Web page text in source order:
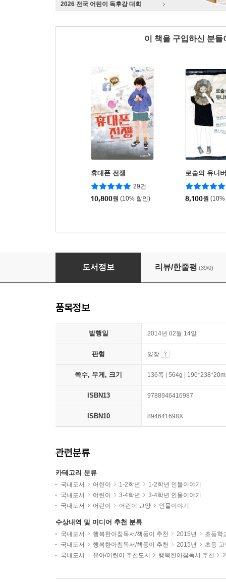
2026 전국 어린이 독후감 대회
이 책을 구입하신 분
휴대폰 전쟁
29건
10,800원 (10% 할인)
로숨의 유니
8,100원 (10%
나는 무슨 씨앗일까? 2
도서정보 리뷰/한줄평 (39/0)
품목정보
발행일 2014년 02월 14일
판형 양장
쪽수, 무게, 크기 136쪽 | 564g |
ISBN13 9788946416987
ISBN10 894641698X
관련분류
카테고리 분류
국내도서 어린이 1-2학년
1-2학년 인물이야기
국내도서
어린이 3-4학년
3-4학년 인물이야기
국내도서
어린이 어린이 교양 인물이야기
수상내역 및 미디어 추천 분류
국내도서 행복한아침독서/책둥이 추천 2015년
초등학
국내도서
행복한아침독서/책둥이 추천 2015년
초등
국내도서
유아/어린이 추천도서 행복한아침독서 추천